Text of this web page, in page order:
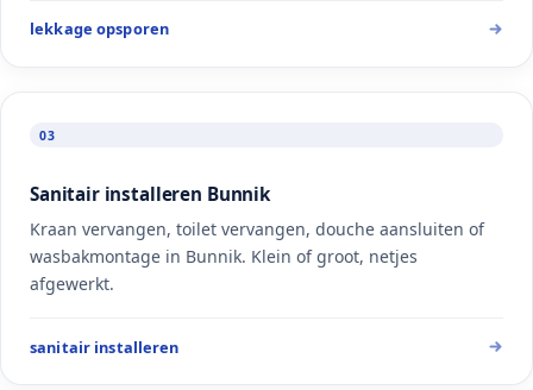
lekkage opsporen
03
Sanitair installeren Bunnik
Kraan vervangen, toilet vervangen, douche aansluiten of
wasbakmontage in Bunnik. Klein of groot, netjes
afgewerkt.
sanitair installeren